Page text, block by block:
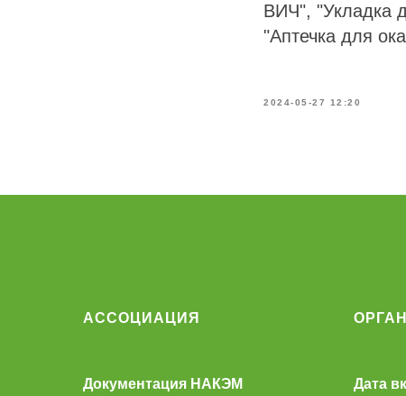
ВИЧ", "Укладка
"Аптечка для
2024-05-27 12:20
АССОЦИАЦИЯ
Документация НАКЭМ Дата